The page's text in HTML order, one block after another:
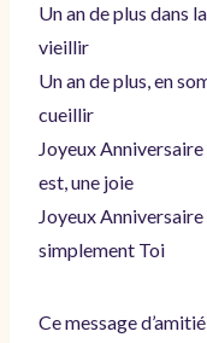
Un an de plus dans
vieillir
Un an de plus, en
cueillir
Joyeux
est, une joie
Joyeux
simplement Toi
Ce message